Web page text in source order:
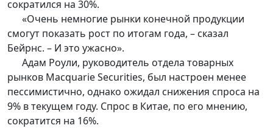
сократился на 30%.
«Очень немногие рынки конечной продукции
смогут показать рост по итогам года, – сказал
Бейрнс. – И это ужасно».
Адам Роули, руководитель отдела товарных
рынков Macquarie Securities, был настроен менее
пессимистично, однако ожидал снижения спроса на
9% в текущем году. Спрос в Китае, по его мнению,
сократится на 16%.